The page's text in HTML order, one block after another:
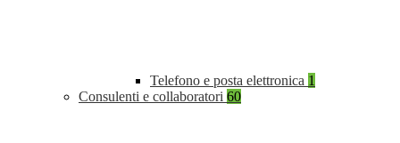
Telefono e posta elettronica 1
Consulenti e collaboratori 60